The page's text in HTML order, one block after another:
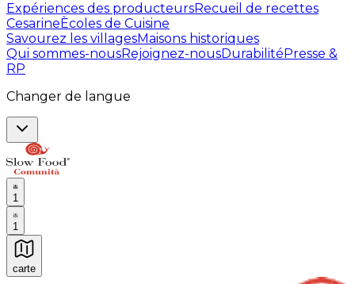
Expériences des producteursRecueil de recettes
CesarineÈcoles de Cuisine
Savourez les villagesMaisons historiques
Qui sommes-nousRejoignez-nousDurabilitéPresse &
RP
Changer de langue
1
1
carte